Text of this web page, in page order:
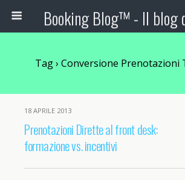
Tag › Conversione Prenotazioni
18 APRILE 2013
Prenotazioni Dirette al front desk:
formazione vs. incentivi